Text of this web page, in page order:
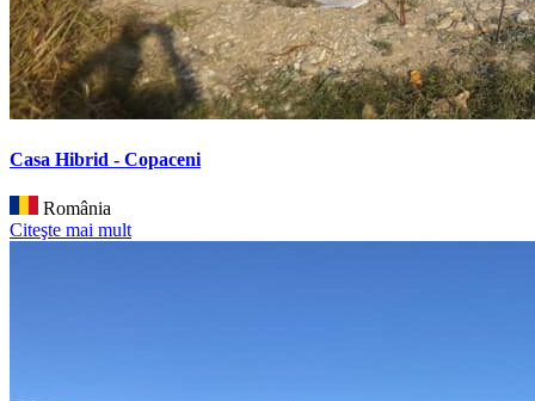
Casa Hibrid - Copaceni
România
Citeşte mai mult